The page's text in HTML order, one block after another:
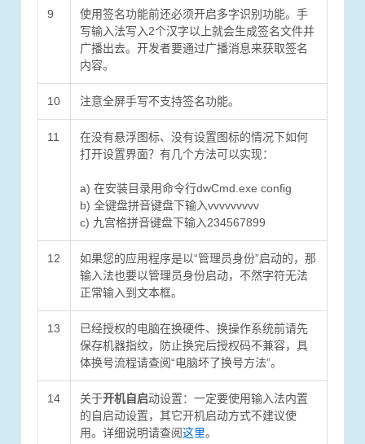
9
使用签名功能前还必须开启多字识别功能。手
写输入法写入2个汉字以上就会生成签名文件并
广播出去。开发者要通过广播消息来获取签名
内容。
10 注意全屏手写不支持签名功能。
11
在没有悬浮图标、没有设置图标的情况下如何
打开设置界面？有几个方法可以实现：
a) 在安装目录用命令行dwCmd.exe config
b) 全键盘拼音键盘下输入vvvvvvvvv
c) 九宫格拼音键盘下输入234567899
12
如果您的应用程序是以“管理员身份”启动的，那
输入法也要以管理员身份启动，不然字符无法
正常输入到文本框。
13
已经授权的电脑在换硬件、换操作系统前请先
保存机器指纹，防止换完后授权码不兼容，具
体换号流程请查阅“电脑坏了换号方法”。
14 关于开机自启动设置：一定要使用输入法内置
的自启动设置，其它开机启动方式不建议使
用。详细说明请查阅这里。